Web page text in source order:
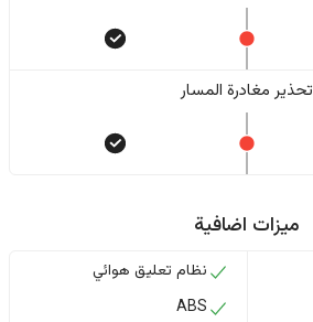
تحذير مغادرة المسار
ميزات اضافية
نظام تعليق هوائي
ABS